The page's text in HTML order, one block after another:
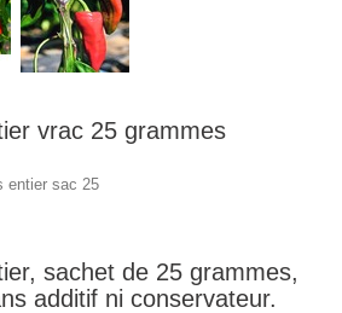
vrac 25 grammes
entier sac 25
sachet de 25 grammes,
additif ni conservateur.